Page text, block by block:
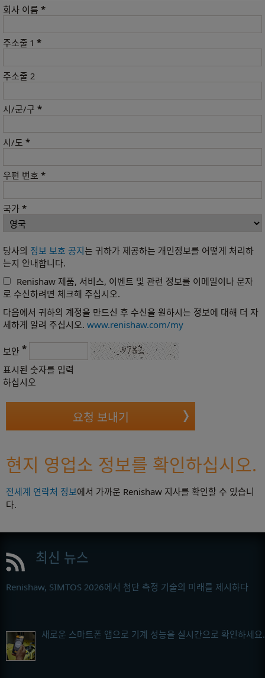
회사 이름 *
주소줄 1 *
주소줄 2
시/군/구 *
시/도 *
우편 번호 *
국가 *
당사의 정보 보호 공지는 귀하가 제공하는 개인정보를 어떻게 처리하
는지 안내합니다.
Renishaw 제품, 서비스, 이벤트 및 관련 정보를 이메일이나 문자
로 수신하려면 체크해 주십시오.
다음에서 귀하의 계정을 만드신 후 수신을 원하시는 정보에 대해 더 자
세하게 알려 주십시오. www.renishaw.com/my
보안 *
표시된 숫자를 입력
하십시오
현지 영업소 정보를 확인하십시오.
전세계 연락처 정보에서 가까운 Renishaw 지사를 확인할 수 있습니
다.
최신 뉴스
Renishaw, SIMTOS 2026에서 첨단 측정 기술의 미래를 제시하다
새로운 스마트폰 앱으로 기계 성능을 실시간으로 확인하세요.